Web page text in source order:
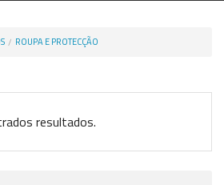
ROUPA E PROTECÇÃO
resultados.